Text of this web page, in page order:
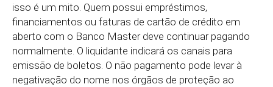
isso é um mito. Quem possui empréstimos,
financiamentos ou faturas de cartão de crédito em
aberto com o Banco Master deve continuar pagando
normalmente. O liquidante indicará os canais para
emissão de boletos. O não pagamento pode levar à
negativação do nome nos órgãos de proteção ao